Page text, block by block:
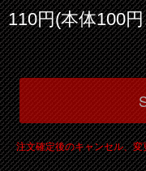
110円(本体100
注文確定後のキャンセル、